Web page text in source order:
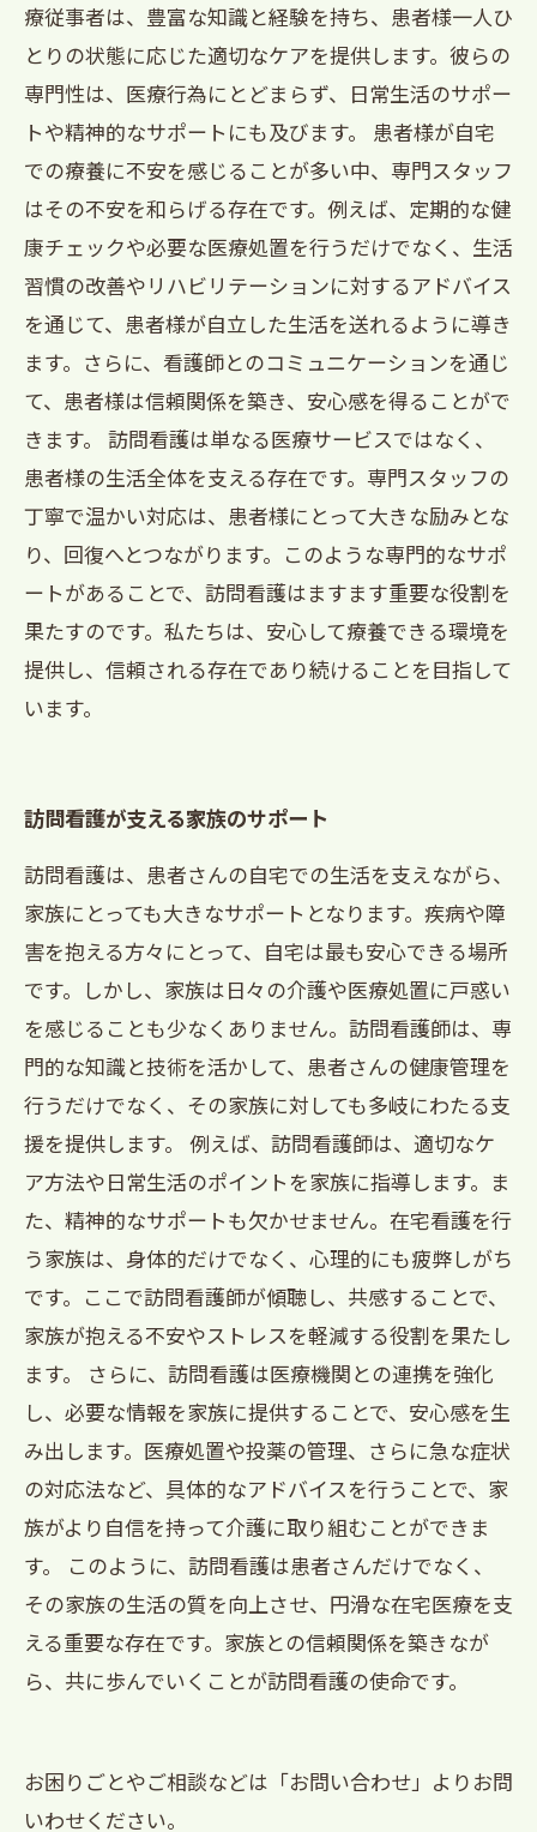
療従事者は、豊富な知識と経験を持ち、患者様一人ひ
とりの状態に応じた適切なケアを提供します。彼らの
専門性は、医療行為にとどまらず、日常生活のサポー
トや精神的なサポートにも及びます。 患者様が自宅
での療養に不安を感じることが多い中、専門スタッフ
はその不安を和らげる存在です。例えば、定期的な健
康チェックや必要な医療処置を行うだけでなく、生活
習慣の改善やリハビリテーションに対するアドバイス
を通じて、患者様が自立した生活を送れるように導き
ます。さらに、看護師とのコミュニケーションを通じ
て、患者様は信頼関係を築き、安心感を得ることがで
きます。 訪問看護は単なる医療サービスではなく、
患者様の生活全体を支える存在です。専門スタッフの
丁寧で温かい対応は、患者様にとって大きな励みとな
り、回復へとつながります。このような専門的なサポ
ートがあることで、訪問看護はますます重要な役割を
果たすのです。私たちは、安心して療養できる環境を
提供し、信頼される存在であり続けることを目指して
います。
訪問看護が支える家族のサポート
訪問看護は、患者さんの自宅での生活を支えながら、
家族にとっても大きなサポートとなります。疾病や障
害を抱える方々にとって、自宅は最も安心できる場所
です。しかし、家族は日々の介護や医療処置に戸惑い
を感じることも少なくありません。訪問看護師は、専
門的な知識と技術を活かして、患者さんの健康管理を
行うだけでなく、その家族に対しても多岐にわたる支
援を提供します。 例えば、訪問看護師は、適切なケ
ア方法や日常生活のポイントを家族に指導します。ま
た、精神的なサポートも欠かせません。在宅看護を行
う家族は、身体的だけでなく、心理的にも疲弊しがち
です。ここで訪問看護師が傾聴し、共感することで、
家族が抱える不安やストレスを軽減する役割を果たし
ます。 さらに、訪問看護は医療機関との連携を強化
し、必要な情報を家族に提供することで、安心感を生
み出します。医療処置や投薬の管理、さらに急な症状
の対応法など、具体的なアドバイスを行うことで、家
族がより自信を持って介護に取り組むことができま
す。 このように、訪問看護は患者さんだけでなく、
その家族の生活の質を向上させ、円滑な在宅医療を支
える重要な存在です。家族との信頼関係を築きなが
ら、共に歩んでいくことが訪問看護の使命です。
お困りごとやご相談などは「お問い合わせ」よりお問
いわせください。